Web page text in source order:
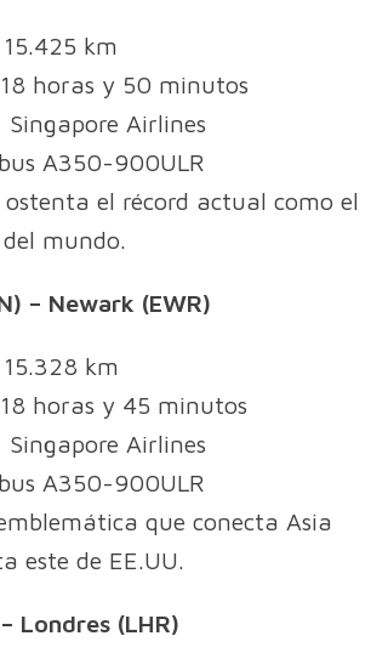
km
horas y 50 minutos
Singapore Airlines
A350-900ULR
ostenta el récord actual como el
mundo.
– Newark (EWR)
km
horas y 45 minutos
Singapore Airlines
A350-900ULR
que conecta Asia
este de EE.UU.
Londres (LHR)